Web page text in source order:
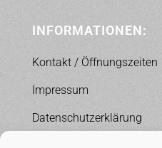
INFORMATIONEN:
Kontakt / Öffnungszeiten
Impressum
Datenschutzerklärung